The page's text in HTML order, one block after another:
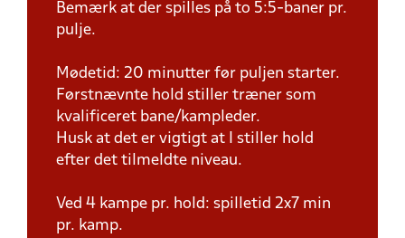
Bemærk at der spilles på to 5:5-baner pr.
pulje.
Mødetid: 20 minutter før puljen starter.
Førstnævnte hold stiller træner som
kvalificeret bane/kampleder.
Husk at det er vigtigt at I stiller hold
efter det tilmeldte niveau.
Ved 4 kampe pr. hold: spilletid 2x7 min
pr. kamp.